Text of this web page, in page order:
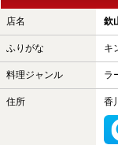
店名 欽
ふりがな キ
料理ジャンル ラ
住所 香